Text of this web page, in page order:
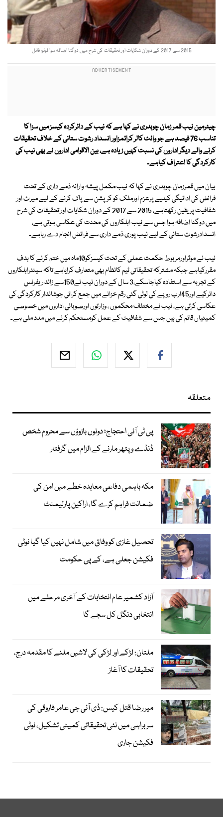
2015 سے 2017 کے دوران شکایات اور تحقیقات کی شرح میں دوگنا اضافہ ہوا فوٹو: فائل
چیئرمین نیب قمر زمان چوہدری نے کہا ہے کہ نیب کے دائرکردہ کیسز میں سزا کا
تناسب 76 فیصد ہے جو وائٹ کالر کرائمزاور انسداد رشوت ستانی کے خلاف تحقیقات
کرنے والے دیگر اداروں کی نسبت کہیں زیادہ ہے، بین الاقوامی اداروں نے بھی نیب کی
کارکردگی کا اعتراف کیاہے۔
بیان میں قمرزمان چوہدری نے کہا کہ نیب مکمل پیشہ وارانہ ذمے داری کے تحت
فرائض کی ادائیگی کیلیے پرعزم اورملک کو کرپشن سے پاک کرنے کے لیے میرٹ اور
شفافیت پر یقین رکھتاہے، 2015 سے 2017 کے دوران شکایات اور تحقیقات کی شرح
میں دوگنا اضافہ ہوا جس سے نیب اہلکاروں کی محنت کی عکاسی ہوتی ہے،
انسدادرشوت ستانی کے لیے نیب پوری ذمے داری سے فرائض انجام دے رہاہے۔
نیب نے موثراورمربوط حکمت عملی کے تحت کیسزکو10ماہ میں ختم کرنے کا ہدف
مقررکیاہے جبکہ مشترکہ تحقیقاتی ٹیم کانظام بھی متعارف کرایاہے تاکہ سینئراہلکاروں
کے تجربہ سے استفادہ کیاجاسکے،3 سال کے دوران نیب نے150سے زائد ریفرنس
دائرکیے اور45ارب روپے کی لوٹی گئی رقم خزانے میں جمع کرائی جوشاندار کارکردگی کی
عکاسی کرتی ہے، نیب نے مختلف محکموں ، وزارتوں اورصوبائی اداروں میں خصوصی
کمیٹیاں قائم کی ہیں جس سے شفافیت کے عمل کومستحکم کرنے میں مدد ملی ہے۔
متعلقہ
پی ٹی آئی احتجاج؛ دونوں بازوؤں سے محروم شخص
ڈنڈے و پتھر مارنے کے الزام میں گرفتار
مکہ باہمی دفاعی معاہدہ خطے میں امن کی
ضمانت فراہم کرے گا، اراکین پارلیمنٹ
تحصیل غازی کو وفاق میں شامل نہیں کیا گیا نوٹی
فکیشن جعلی ہے، کے پی حکومت
آزاد کشمیر عام انتخابات کے آخری مرحلے میں
انتخابی دنگل کل سجے گا
ملتان: لڑکے اور لڑکی کی لاشیں ملنے کا مقدمہ درج،
تحقیقات کا آغاز
میر رضا قتل کیس: ڈی آئی جی عامر فاروقی کی
سربراہی میں نئی تحقیقاتی کمیٹی تشکیل، نوٹی
فکیشن جاری